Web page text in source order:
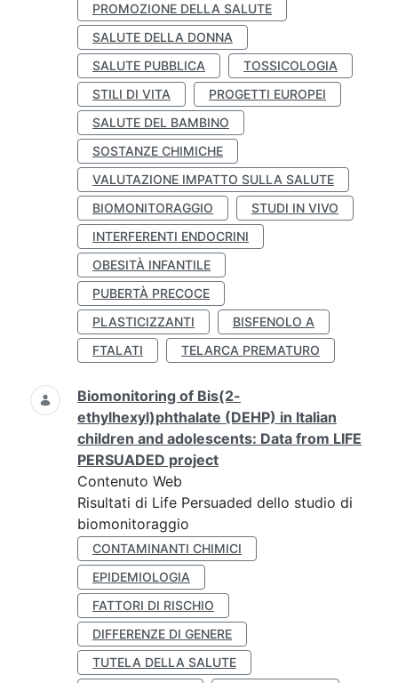
PROMOZIONE DELLA SALUTE
SALUTE DELLA DONNA
SALUTE PUBBLICA
TOSSICOLOGIA
STILI DI VITA
PROGETTI EUROPEI
SALUTE DEL BAMBINO
SOSTANZE CHIMICHE
VALUTAZIONE IMPATTO SULLA SALUTE
BIOMONITORAGGIO
STUDI IN VIVO
INTERFERENTI ENDOCRINI
OBESITÀ INFANTILE
PUBERTÀ PRECOCE
PLASTICIZZANTI
BISFENOLO A
FTALATI
TELARCA PREMATURO
Biomonitoring of Bis(2-
ethylhexyl)phthalate (DEHP) in Italian
children and adolescents: Data from LIFE
PERSUADED project
Contenuto Web
Risultati di Life Persuaded dello studio di
biomonitoraggio
CONTAMINANTI CHIMICI
EPIDEMIOLOGIA
FATTORI DI RISCHIO
DIFFERENZE DI GENERE
TUTELA DELLA SALUTE